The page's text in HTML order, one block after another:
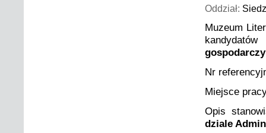
Oddział:
Muzeum
Nr
Miejsce
Opis
dziale